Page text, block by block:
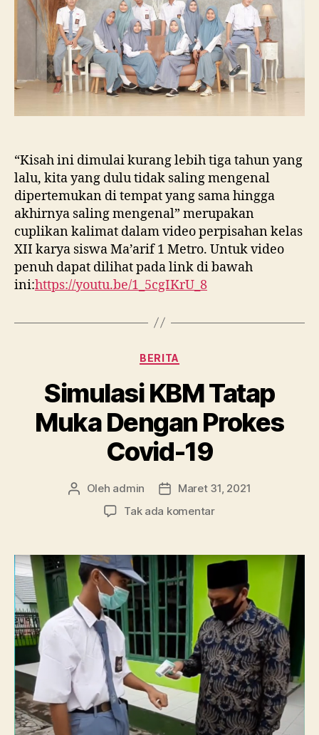
“Kisah ini dimulai kurang lebih tiga tahun yang
lalu, kita yang dulu tidak saling mengenal
dipertemukan di tempat yang sama hingga
akhirnya saling mengenal” merupakan
cuplikan kalimat dalam video perpisahan kelas
XII karya siswa Ma’arif 1 Metro. Untuk video
penuh dapat dilihat pada link di bawah
ini:https://youtu.be/1_5cgIKrU_8
Kategori
BERITA
Simulasi KBM Tatap
Muka Dengan Prokes
Covid-19
Penulis
artikel
Oleh admin
Tanggal
artikel
Maret 31, 2021
Tak ada komentarpada
Tatap
Dengan
Prokes
Covid-
19